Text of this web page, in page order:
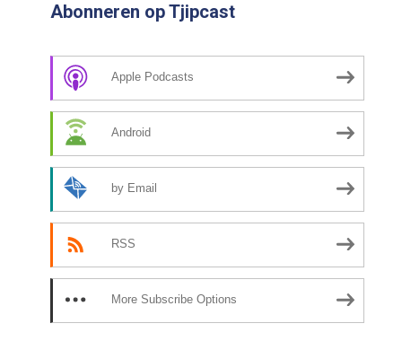
Abonneren op Tjipcast
Apple Podcasts
Android
by Email
RSS
More Subscribe Options